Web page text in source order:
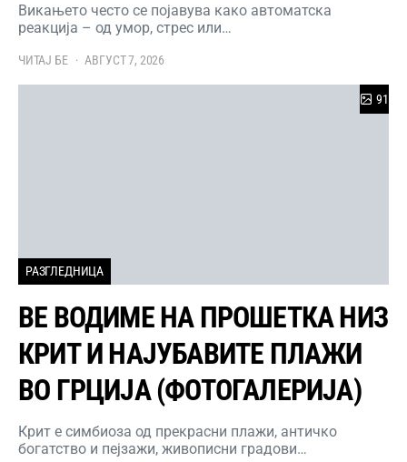
Викањето често се појавува како автоматска
реакција – од умор, стрес или…
ЧИТАЈ БЕ АВГУСТ 7, 2026
РАЗГЛЕДНИЦА
91
ВЕ ВОДИМЕ НА ПРОШЕТКА НИЗ
КРИТ И НАЈУБАВИТЕ ПЛАЖИ
ВО ГРЦИЈА (ФОТОГАЛЕРИЈА)
Крит е симбиоза од прекрасни плажи, античко
богатство и пејзажи, живописни градови…